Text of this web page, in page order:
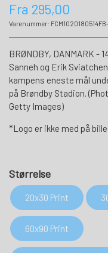
Fra 295,00
Varenummer:
BRØNDBY, DANMARK -
Sanneh og Erik
kampens eneste mål
på Brøndby Stadion.
Getty Images)
*Logo er ikke med på
Størrelse
20x30 Print
60x90 Print